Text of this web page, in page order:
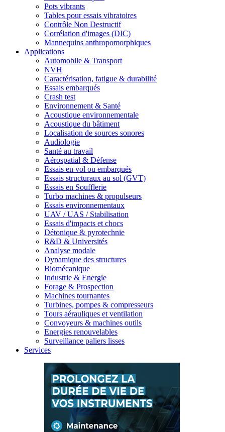
Pots vibrants
Tables pour essais vibratoires
Contrôle Non Destructif
Corrélation d'images (DIC)
Mannequins anthropomorphiques
Applications
Automobile & Transport
NVH
Caractérisation, fatigue & durabilité
Essais embarqués
Crash test
Environnement & Santé
Acoustique environnementale
Acoustique du bâtiment
Localisation de sources sonores
Audiologie
Santé au travail
Aérospatial & Défense
Essais en vol ou embarqués
Essais structuraux au sol (GVT)
Essais en Soufflerie
Turbo machines & propulseurs
Essais environnementaux
UAV / UAS / Stabilisation
Essais d'impacts et chocs
Détonique & pyrotechnie
R&D & Universités
Analyse modale
Dynamique des structures
Biomécanique
Industrie & Energie
Forage & Prospection
Machines tournantes
Turbines, pompes & compresseurs
Tours aérauliques et ventilation
Convoyeurs & machines outils
Energies renouvelables
Surveillance paliers lisses
Services